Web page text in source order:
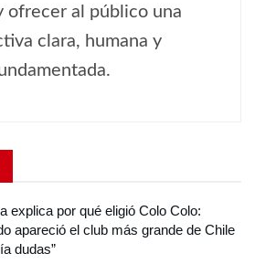
ofrecer al público una
clara, humana y
explica por qué eligió Colo Colo:
apareció el club más grande de Chile
dudas”